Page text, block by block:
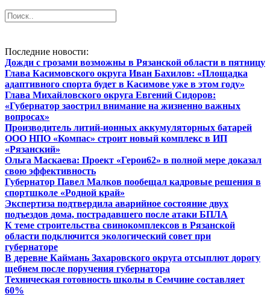
Последние новости:
Дожди с грозами возможны в Рязанской области в пятницу
Глава Касимовского округа Иван Бахилов: «Площадка
адаптивного спорта будет в Касимове уже в этом году»
Глава Михайловского округа Евгений Сидоров:
«Губернатор заострил внимание на жизненно важных
вопросах»
Производитель литий-ионных аккумуляторных батарей
ООО НПО «Компас» строит новый комплекс в ИП
«Рязанский»
Ольга Маскаева: Проект «Герои62» в полной мере доказал
свою эффективность
Губернатор Павел Малков пообещал кадровые решения в
спортшколе «Родной край»
Экспертиза подтвердила аварийное состояние двух
подъездов дома, пострадавшего после атаки БПЛА
К теме строительства свинокомплексов в Рязанской
области подключится экологический совет при
губернаторе
В деревне Каймань Захаровского округа отсыплют дорогу
щебнем после поручения губернатора
Техническая готовность школы в Семчине составляет
60%